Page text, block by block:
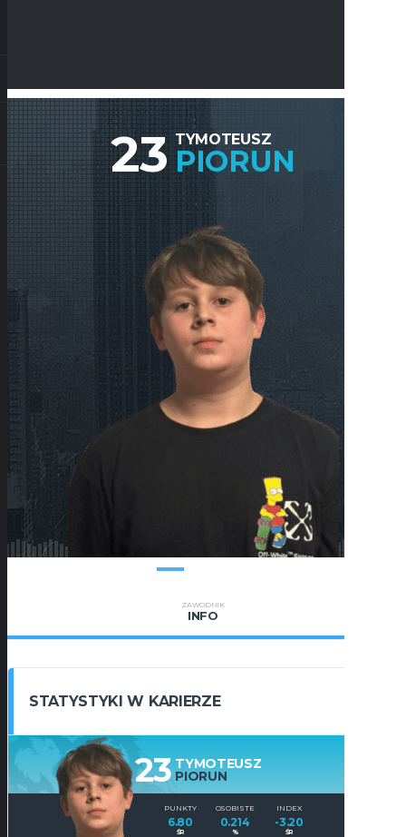
23 TYMOTEUSZ
PIORUN
ZAWODNIK
INFO
STATYSTYKI W KARIERZE
23 TYMOTEUSZ
PIORUN
PUNKTY
6.80
ŚR
OSOBISTE
0.214
%
INDEX
-3.20
ŚR